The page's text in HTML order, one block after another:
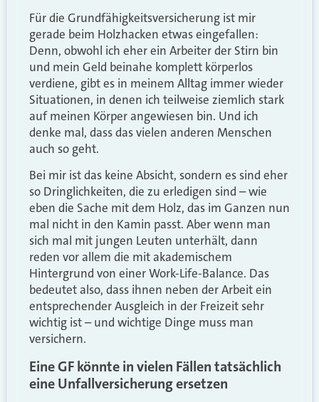
Für die Grundfähigkeitsversicherung ist mir
gerade beim Holzhacken etwas eingefallen:
Denn, obwohl ich eher ein Arbeiter der Stirn bin
und mein Geld beinahe komplett körperlos
verdiene, gibt es in meinem Alltag immer wieder
Situationen, in denen ich teilweise ziemlich stark
auf meinen Körper angewiesen bin. Und ich
denke mal, dass das vielen anderen Menschen
auch so geht.
Bei mir ist das keine Absicht, sondern es sind eher
so Dringlichkeiten, die zu erledigen sind – wie
eben die Sache mit dem Holz, das im Ganzen nun
mal nicht in den Kamin passt. Aber wenn man
sich mal mit jungen Leuten unterhält, dann
reden vor allem die mit akademischem
Hintergrund von einer Work-Life-Balance. Das
bedeutet also, dass ihnen neben der Arbeit ein
entsprechender Ausgleich in der Freizeit sehr
wichtig ist – und wichtige Dinge muss man
versichern.
Eine GF könnte in vielen Fällen tatsächlich
eine Unfallversicherung ersetzen